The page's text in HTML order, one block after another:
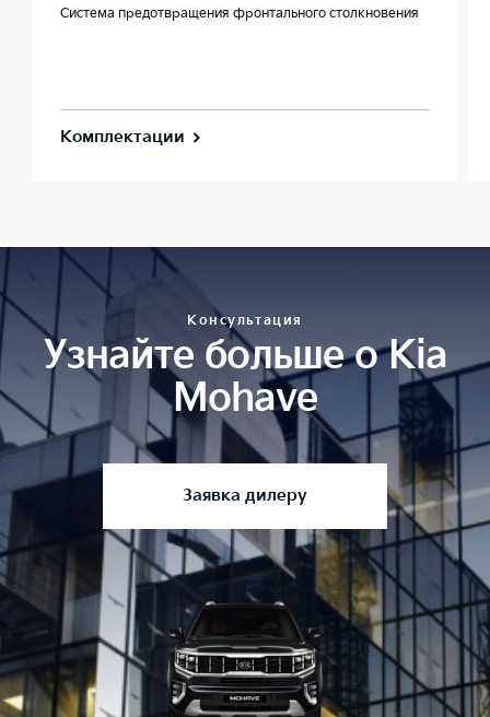
Система предотвращения фронтального столкновения
Комплектации
Консультация
Узнайте больше о Kia
Mohave
Заявка дилеру